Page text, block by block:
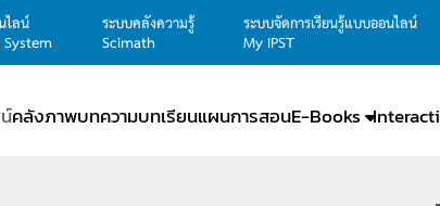
ไลน์
ระบบคลังความรู้
Scimath
ระบบจัดการเรียนรู้แบบออนไลน์
My IPST
คลังภาพบทความบทเรียนแผนการสอนE-Books